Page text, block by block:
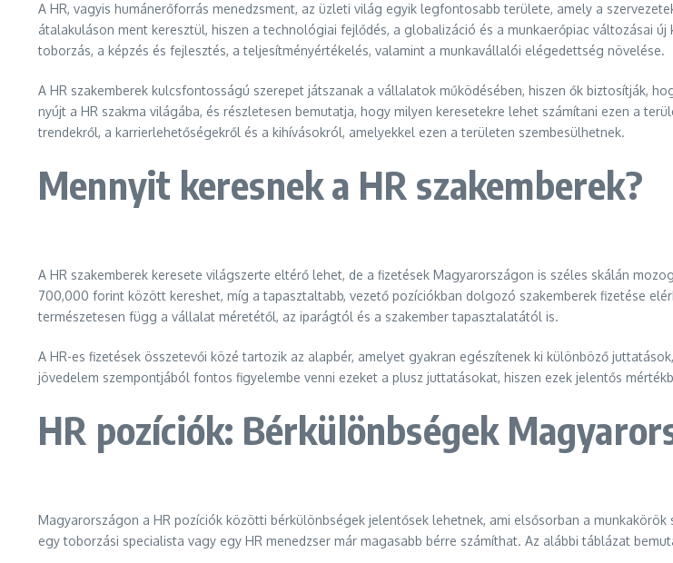
A HR, vagyis humánerőforrás menedzsment, az üzleti világ egyik legfontosabb területe, amely a
átalakuláson ment keresztül, hiszen a technológiai fejlődés, a globalizáció és a munkaerőpiac változásai
toborzás, a képzés és fejlesztés, a teljesítményértékelés, valamint a munkavállalói elégedettség növelése.
A HR szakemberek kulcsfontosságú szerepet játszanak a vállalatok működésében, hiszen ők biztosítják,
nyújt a HR szakma világába, és részletesen bemutatja, hogy milyen keresetekre lehet számítani ezen a
trendekről, a karrierlehetőségekről és a kihívásokról, amelyekkel ezen a területen szembesülhetnek.
Mennyit keresnek a HR szakemberek?
A HR szakemberek keresete világszerte eltérő lehet, de a fizetések Magyarországon is széles skálán
700,000 forint között kereshet, míg a tapasztaltabb, vezető pozíciókban dolgozó szakemberek fizetése
természetesen függ a vállalat méretétől, az iparágtól és a szakember tapasztalatától is.
A HR-es fizetések összetevői közé tartozik az alapbér, amelyet gyakran egészítenek ki különböző
jövedelem szempontjából fontos figyelembe venni ezeket a plusz juttatásokat, hiszen ezek jelentős
HR pozíciók: Bérkülönbségek
Magyarországon a HR pozíciók közötti bérkülönbségek jelentősek lehetnek, ami elsősorban a
egy toborzási specialista vagy egy HR menedzser már magasabb bérre számíthat. Az alábbi táblázat